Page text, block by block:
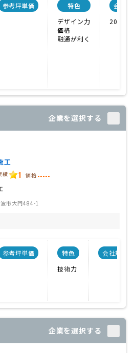
参考坪単価
特色
デザイン力
価格
融通が利く
会社規
20人
企業を選択する
工
績 1 価格 -----
市大門484-1
参考坪単価
特色
技術力
会社規模
企業を選択する